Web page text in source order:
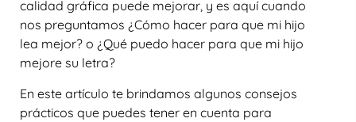
calidad gráfica puede mejorar, y es aquí cuando
nos preguntamos ¿Cómo hacer para que mi hijo
lea mejor? o ¿Qué puedo hacer para que mi hijo
mejore su letra?
En este artículo te brindamos algunos consejos
prácticos que puedes tener en cuenta para